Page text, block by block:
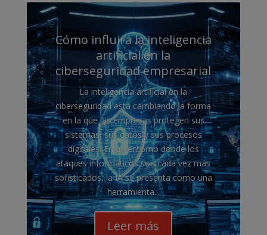
Cómo influirá la inteligencia
artificial en la
ciberseguridad empresarial
La inteligencia artificial en la
ciberseguridad está cambiando la forma
en la que las empresas protegen sus
sistemas, sus datos y sus procesos
digitales. En un entorno donde los
ataques informáticos son cada vez más
sofisticados, la IA se presenta como una
herramienta...
Leer más